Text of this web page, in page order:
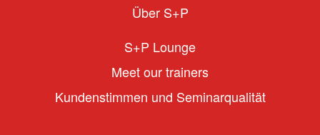
Über S+P
S+P Lounge
Meet our trainers
Kundenstimmen und Seminarqualität